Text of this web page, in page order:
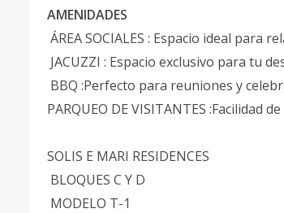
AMENIDADES
ÁREA SOCIALES : Espacio ideal para
JACUZZI : Espacio exclusivo para tu
BBQ :Perfecto para reuniones y
PARQUEO DE VISITANTES :Facilidad
SOLIS E MARI RESIDENCES
BLOQUES C Y D
MODELO T-1